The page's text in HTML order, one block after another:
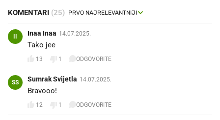
KOMENTARI (25)
Inaa Inaa 14.07.2025.
Tako jee🇭🇷🇭🇷
13 1 ODGOVORITE
SS Sumrak Svijetla 14.07.2025.
Bravooo!
12 1 ODGOVORITE